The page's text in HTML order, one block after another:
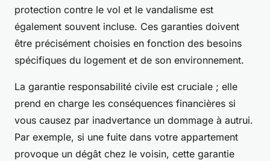
protection contre le vol et le vandalisme est
également souvent incluse. Ces garanties doivent
être précisément choisies en fonction des besoins
spécifiques du logement et de son environnement.
La garantie responsabilité civile est cruciale ; elle
prend en charge les conséquences financières si
vous causez par inadvertance un dommage à autrui.
Par exemple, si une fuite dans votre appartement
provoque un dégât chez le voisin, cette garantie